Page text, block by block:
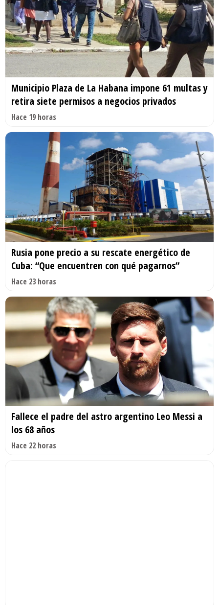
Municipio Plaza de La Habana impone 61 multas y
retira siete permisos a negocios privados
Hace 19 horas
Rusia pone precio a su rescate energético de
Cuba: “Que encuentren con qué pagarnos”
Hace 23 horas
Fallece el padre del astro argentino Leo Messi a
los 68 años
Hace 22 horas